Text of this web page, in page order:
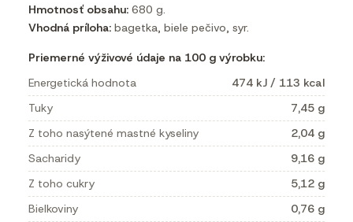
Hmotnosť obsahu: 680 g.
Vhodná príloha: bagetka, biele pečivo, syr.
Priemerné výživové údaje na 100 g výrobku:
Energetická hodnota
474 kJ / 113 kcal
Tuky
7,45 g
Z toho nasýtené mastné kyseliny
2,04 g
Sacharidy
9,16 g
Z toho cukry
5,12 g
Bielkoviny
0,76 g